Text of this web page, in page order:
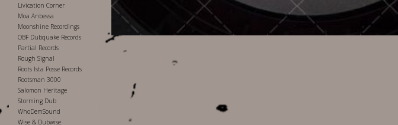
Livication Corner
Moa Anbessa
Moonshine Recordings
OBF Dubquake Records
Partial Records
Rough Signal
Roots Ista Posse Records
Rootsman 3000
Salomon Heritage
Storming Dub
WhoDemSound
Wise & Dubwise